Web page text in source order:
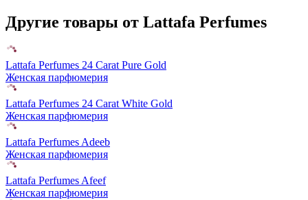
Другие товары от Lattafa Perfumes
Lattafa Perfumes 24 Carat Pure Gold
Женская парфюмерия
Lattafa Perfumes 24 Carat White Gold
Женская парфюмерия
Lattafa Perfumes Adeeb
Женская парфюмерия
Lattafa Perfumes Afeef
Женская парфюмерия